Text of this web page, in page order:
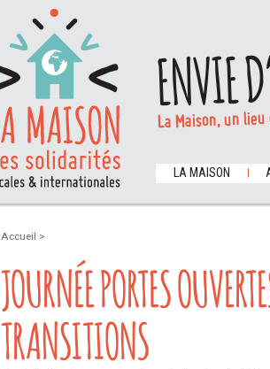
ENVIE
La Maison, un
LA MAISON
Accueil >
JOURNÉE PORTES
TRANSITIONS